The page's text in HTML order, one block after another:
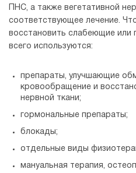
ПНС, а также вегетативной
соответствующее лечение.
восстановить слабеющие или
всего используются:
препараты, улучшающие
кровообращение и
нервной ткани;
гормональные препараты;
блокады;
отдельные виды
мануальная терапия,